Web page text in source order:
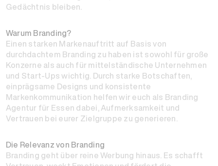
Gedächtnis bleiben.
Warum Branding?
Einen starken Markenauftritt auf Basis von
durchdachtem Branding zu haben ist sowohl für große
Konzerne als auch für mittelständische Unternehmen
und Start-Ups wichtig. Durch starke Botschaften,
einprägsame Designs und konsistente
Markenkommunikation helfen wir euch als Branding
Agentur für Essen dabei, Aufmerksamkeit und
Vertrauen bei eurer Zielgruppe zu generieren.
Die Relevanz von Branding
Branding geht über reine Werbung hinaus. Es schafft